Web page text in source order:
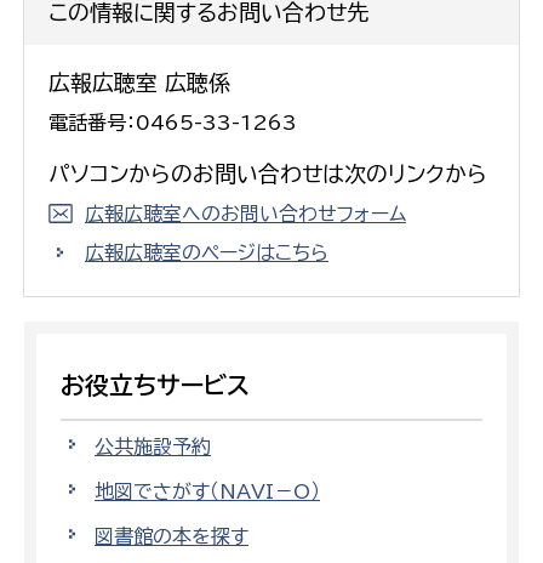
この情報に関するお問い合わせ先
広報広聴室 広聴係
電話番号：0465-33-1263
パソコンからのお問い合わせは次のリンクから
広報広聴室へのお問い合わせフォーム
広報広聴室のページはこちら
お役立ちサービス
公共施設予約
地図でさがす（NAVI－O）
図書館の本を探す